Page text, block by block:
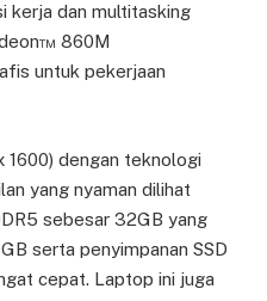
kerja dan multitasking
860M
untuk pekerjaan
1600) dengan teknologi
yang nyaman dilihat
sebesar 32GB yang
serta penyimpanan SSD
cepat. Laptop ini juga